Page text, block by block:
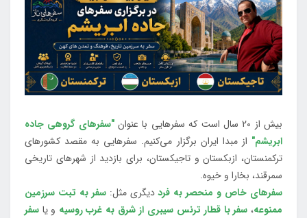
بیش از 20 سال است که سفرهایی با عنوان
"سفرهای گروهی جاده
ابریشم" از مبدا ایران برگزار می‌کنیم. سفرهایی به مقصد کشورهای
ترکمنستان، ازبکستان و تاجیکستان، برای بازدید از شهرهای تاریخی
سمرقند، بخارا و خیوه.
سفرهای خاص و منحصر به فرددیگری مثل:سفر به تبت سرزمین
ممنوعه، سفر با قطار ترنس سیبری از شرق به غرب روسیه و یا سفر